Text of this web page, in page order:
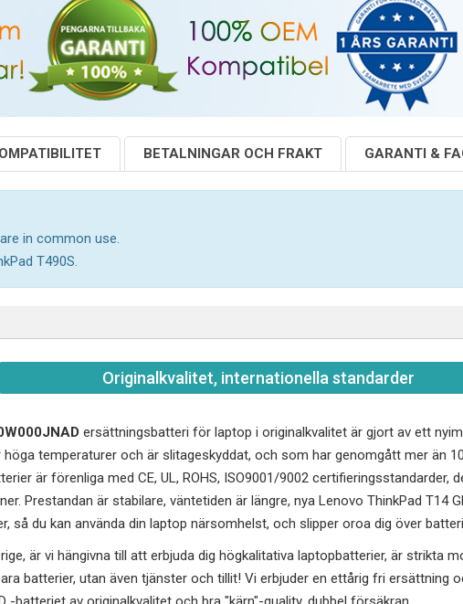
BETALNINGAR OCH FRAKT GARANTI &
in common use.
T490S.
Originalkvalitet, internationella standarder
ersättningsbatteri för laptop i originalkvalitet är gjort av ett
temperaturer och är slitageskyddat, och som har genomgått mer än
är förenliga med CE, UL, ROHS, ISO9001/9002 certifieringsstandarder,
Prestandan är stabilare, väntetiden är längre, nya Lenovo ThinkPad T14
så du kan använda din laptop närsomhelst, och slipper oroa dig över
är vi hängivna till att erbjuda dig högkalitativa laptopbatterier, är strikta
batterier, utan även tjänster och tillit! Vi erbjuder en ettårig fri ersättning